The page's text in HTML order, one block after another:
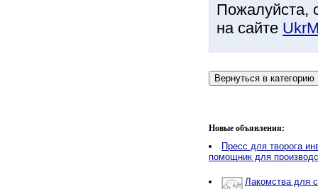
Пожалуйста,
на сайте
Новые объявления:
Пресс для творога
помощник для
Лакомства для